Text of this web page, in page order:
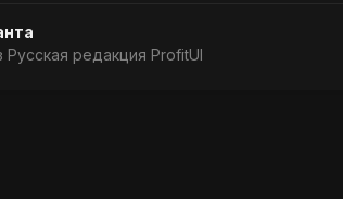
Русская редакция ProfitUI